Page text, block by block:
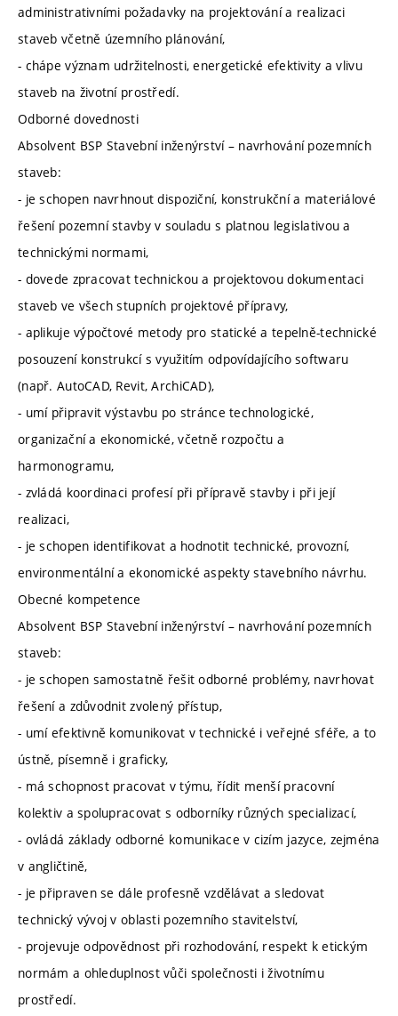
administrativními požadavky na projektování a realizaci
staveb včetně územního plánování,
- chápe význam udržitelnosti, energetické efektivity a vlivu
staveb na životní prostředí.
Odborné dovednosti
Absolvent BSP Stavební inženýrství – navrhování pozemních
staveb:
- je schopen navrhnout dispoziční, konstrukční a materiálové
řešení pozemní stavby v souladu s platnou legislativou a
technickými normami,
- dovede zpracovat technickou a projektovou dokumentaci
staveb ve všech stupních projektové přípravy,
- aplikuje výpočtové metody pro statické a tepelně-technické
posouzení konstrukcí s využitím odpovídajícího softwaru
(např. AutoCAD, Revit, ArchiCAD),
- umí připravit výstavbu po stránce technologické,
organizační a ekonomické, včetně rozpočtu a
harmonogramu,
- zvládá koordinaci profesí při přípravě stavby i při její
realizaci,
- je schopen identifikovat a hodnotit technické, provozní,
environmentální a ekonomické aspekty stavebního návrhu.
Obecné kompetence
Absolvent BSP Stavební inženýrství – navrhování pozemních
staveb:
- je schopen samostatně řešit odborné problémy, navrhovat
řešení a zdůvodnit zvolený přístup,
- umí efektivně komunikovat v technické i veřejné sféře, a to
ústně, písemně i graficky,
- má schopnost pracovat v týmu, řídit menší pracovní
kolektiv a spolupracovat s odborníky různých specializací,
- ovládá základy odborné komunikace v cizím jazyce, zejména
v angličtině,
- je připraven se dále profesně vzdělávat a sledovat
technický vývoj v oblasti pozemního stavitelství,
- projevuje odpovědnost při rozhodování, respekt k etickým
normám a ohleduplnost vůči společnosti i životnímu
prostředí.